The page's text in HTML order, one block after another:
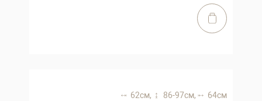
62 см, 86-97 см, 64 см